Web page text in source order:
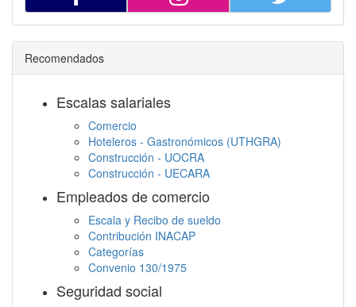
Recomendados
Escalas salariales
Comercio
Hoteleros - Gastronómicos (UTHGRA)
Construcción - UOCRA
Construcción - UECARA
Empleados de comercio
Escala y Recibo de sueldo
Contribución INACAP
Categorías
Convenio 130/1975
Seguridad social